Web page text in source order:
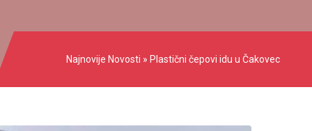
Najnovije Novosti » Plastični čepovi idu u Čakovec